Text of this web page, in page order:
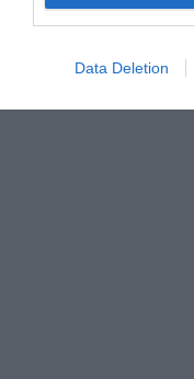
Data Deletion